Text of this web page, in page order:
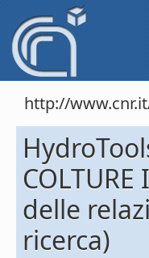
http://
delle
ricerca)